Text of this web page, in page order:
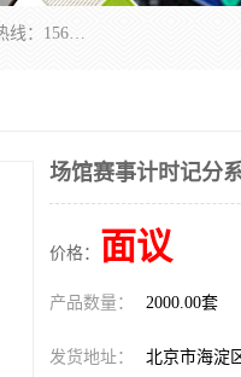
北京易彩通科技有限责任公司(2018ect.b2b168.com)主要提供陕西计时记分系统，全国统一热线：15611947915.北京易彩通科技有限责任公司有一支长期从事智能控制系统研发的高素质的队伍，具有嵌入式系统，视频系统、通信系统、网络系统，体育计时系统的知识和技能。强力打造体育比赛计时计分系统、智能升降旗系统、标准时钟系统、赛事编排及信息发布系统，为用户提供较新的，较廉价的，应用解决方案。
场馆赛事计时记分
价格： 面议
产品数量： 2000.00套
发货地址： 北京市海淀